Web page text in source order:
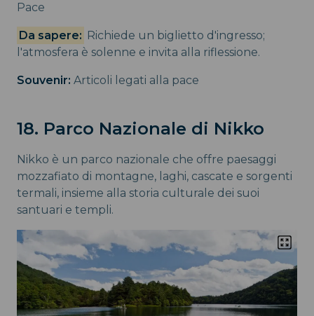
Pace
Da sapere: Richiede un biglietto d'ingresso;
l'atmosfera è solenne e invita alla riflessione.
Souvenir: Articoli legati alla pace
18. Parco Nazionale di Nikko
Nikko è un parco nazionale che offre paesaggi
mozzafiato di montagne, laghi, cascate e sorgenti
termali, insieme alla storia culturale dei suoi
santuari e templi.